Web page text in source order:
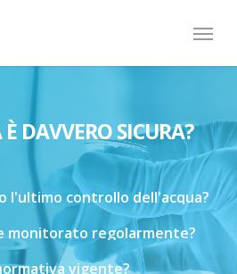
Menu
DAVVERO SICURA?
l'ultimo controllo dell'acqua?
monitorato regolarmente?
vigente?